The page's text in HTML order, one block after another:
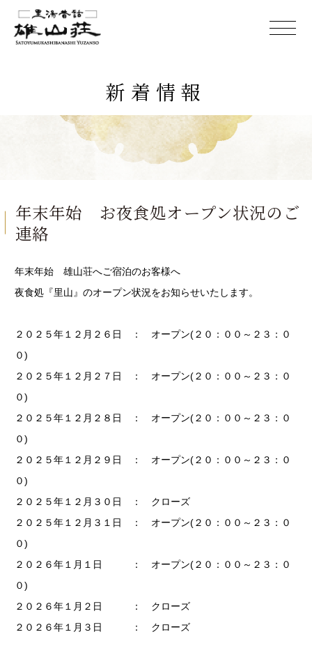
新着情報
年末年始 お夜食処オープン状況のご
連絡
年末年始 雄山荘へご宿泊のお客様へ
夜食処『里山』のオープン状況をお知らせいたします。
２０２５年１２月２６日 ： オープン(２０：００～２３：０
０)
２０２５年１２月２７日 ： オープン(２０：００～２３：０
０)
２０２５年１２月２８日 ： オープン(２０：００～２３：０
０)
２０２５年１２月２９日 ： オープン(２０：００～２３：０
０)
２０２５年１２月３０日 ： クローズ
２０２５年１２月３１日 ： オープン(２０：００～２３：０
０)
２０２６年１月１日 ： オープン(２０：００～２３：０
０)
２０２６年１月２日 ： クローズ
２０２６年１月３日 ： クローズ